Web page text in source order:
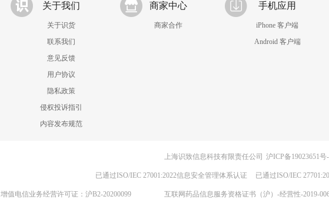
关于我们
关于识货
联系我们
意见反馈
用户协议
隐私政策
侵权投诉指引
内容发布规范
商家中心
商家合作
手机应用
iPhone 客户端
Android 客户端
上海识致信息科技有限责任公司 沪ICP备19023651号
已通过ISO/IEC 27001:2022信息安全管理体系认证 已通过ISO/IEC
增值电信业务经营许可证：沪B2-20200099 互联网药品信息服务资格证书（沪）-经营性-2019-